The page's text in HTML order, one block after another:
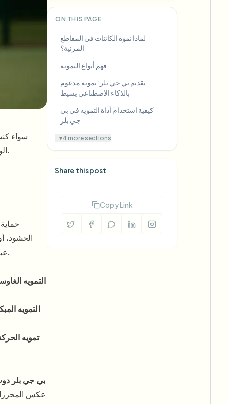
سواء
الوجوه إلى حجب المعلومات الحساسة، يمنحك التمويه السيطرة الكاملة على ما يراه المشاهدون في المقاطع المرئية الخاصة بك.
الحشود،
والحفاظ على التركيز على موضوعهم الرئيسي.
التمويه
التمويه
تمويه
بي جي بلر
عكس
ON THIS PAGE
لماذا نموه الكائنات في المقاطع
المرئية؟
فهم أنواع التمويه
تقديم بي جي بلر: تمويه مدعوم
بالذكاء الاصطناعي بسيط
كيفية استخدام أداة التمويه في بي
جي بلر
▾4 more sections
Share this post
Copy Link